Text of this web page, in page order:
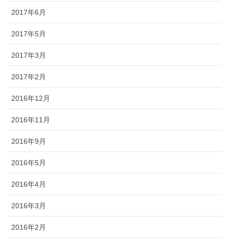
2017年6月
2017年5月
2017年3月
2017年2月
2016年12月
2016年11月
2016年9月
2016年5月
2016年4月
2016年3月
2016年2月